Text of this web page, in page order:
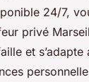
24/7,
privé
et